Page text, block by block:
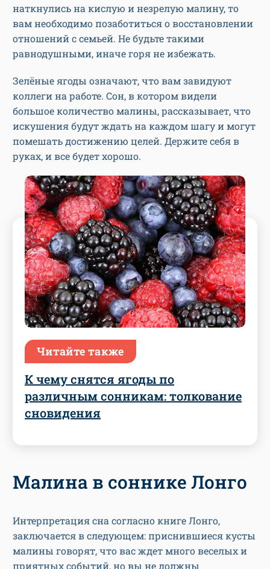
наткнулись на кислую и незрелую малину, то
вам необходимо позаботиться о восстановлении
отношений с семьей. Не будьте такими
равнодушными, иначе горя не избежать.
Зелёные ягоды означают, что вам завидуют
коллеги на работе. Сон, в котором видели
большое количество малины, рассказывает, что
искушения будут ждать на каждом шагу и могут
помешать достижению целей. Держите себя в
руках, и все будет хорошо.
Читайте также
К чему снятся ягоды по
различным сонникам: толкование
сновидения
Малина в соннике Лонго
Интерпретация сна согласно книге Лонго,
заключается в следующем: приснившиеся кусты
малины говорят, что вас ждет много веселых и
приятных событий, но вы не должны